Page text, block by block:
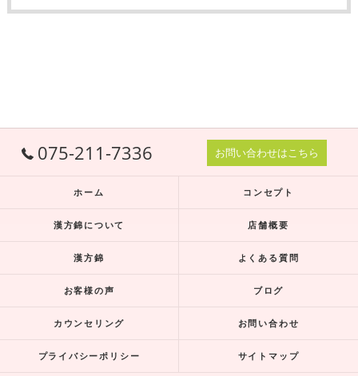
075-211-7336 お問い合わせはこちら
ホーム コンセプト
漢方錦について 店舗概要
漢方錦 よくある質問
お客様の声 ブログ
カウンセリング お問い合わせ
プライバシーポリシー サイトマップ